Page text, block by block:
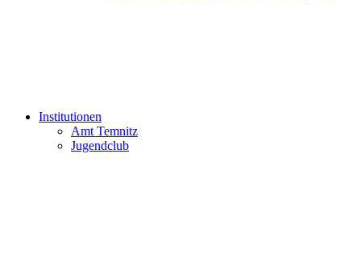
Institutionen
Amt Temnitz
Jugendclub